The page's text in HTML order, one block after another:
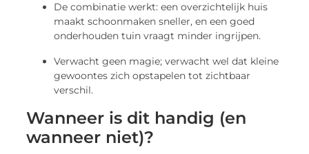
De combinatie werkt: een overzichtelijk huis
maakt schoonmaken sneller, en een goed
onderhouden tuin vraagt minder ingrijpen.
Verwacht geen magie; verwacht wel dat kleine
gewoontes zich opstapelen tot zichtbaar
verschil.
Wanneer is dit handig (en
wanneer niet)?